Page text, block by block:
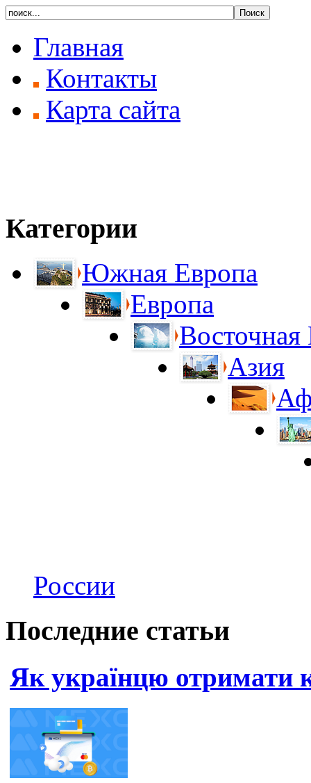
Главная
Контакты
Карта сайта
Категории
Южная Европа
Европа
Восточная
Азия
России
Последние статьи
Як українцю отримати